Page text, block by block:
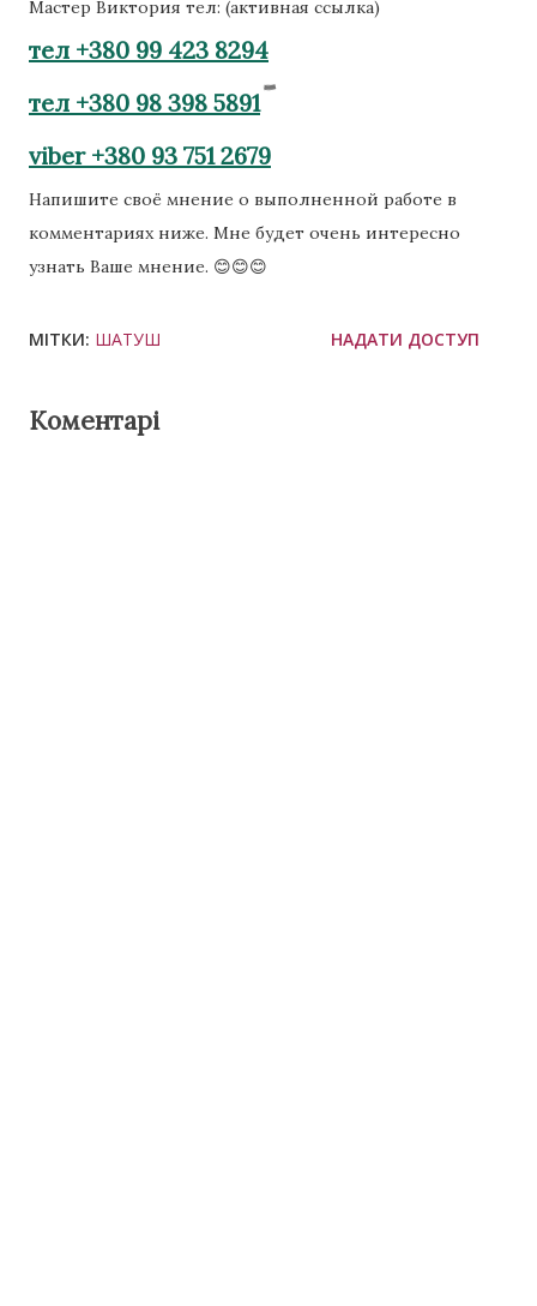
Мастер Виктория тел: (активная ссылка)
тел +380 99 423 8294
тел +380 98 398 5891
viber +380 93 751 2679
Напишите своё мнение о выполненной работе в
комментариях ниже. Мне будет очень интересно
узнать Ваше мнение. 😊😊😊
МІТКИ: ШАТУШ НАДАТИ ДОСТУП
Коментарі